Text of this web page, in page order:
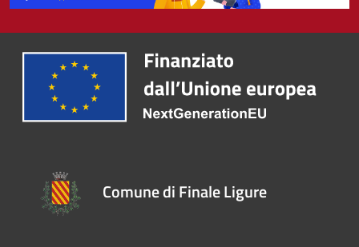
Comune di Finale Ligure